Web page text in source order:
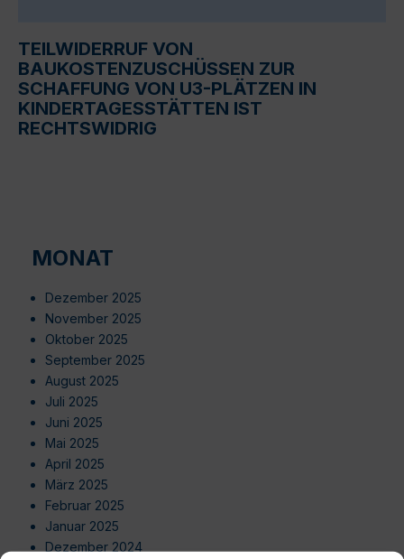
TEILWIDERRUF VON
BAUKOSTENZUSCHÜSSEN ZUR
SCHAFFUNG VON U3-PLÄTZEN IN
KINDERTAGESSTÄTTEN IST
RECHTSWIDRIG
MONAT
Dezember 2025
November 2025
Oktober 2025
September 2025
August 2025
Juli 2025
Juni 2025
Mai 2025
April 2025
März 2025
Februar 2025
Januar 2025
Dezember 2024